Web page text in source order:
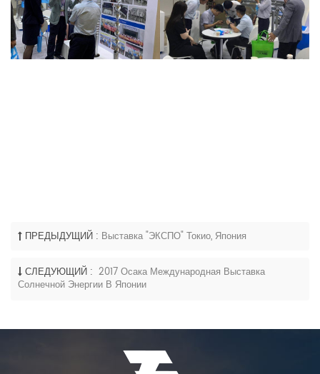
ПРЕДЫДУЩИЙ : Выставка "ЭКСПО" Токио, Япония
СЛЕДУЮЩИЙ : 2017 Осака Международная Выставка
Солнечной Энергии В Японии